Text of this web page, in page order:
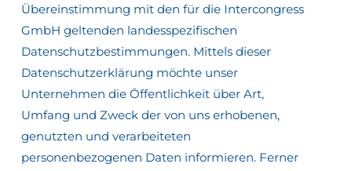
Übereinstimmung mit den für die Intercongress
GmbH geltenden landesspezifischen
Datenschutzbestimmungen. Mittels dieser
Datenschutzerklärung möchte unser
Unternehmen die Öffentlichkeit über Art,
Umfang und Zweck der von uns erhobenen,
genutzten und verarbeiteten
personenbezogenen Daten informieren. Ferner